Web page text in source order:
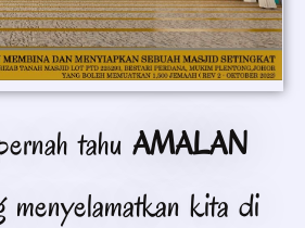
tahu AMALAN
kita di